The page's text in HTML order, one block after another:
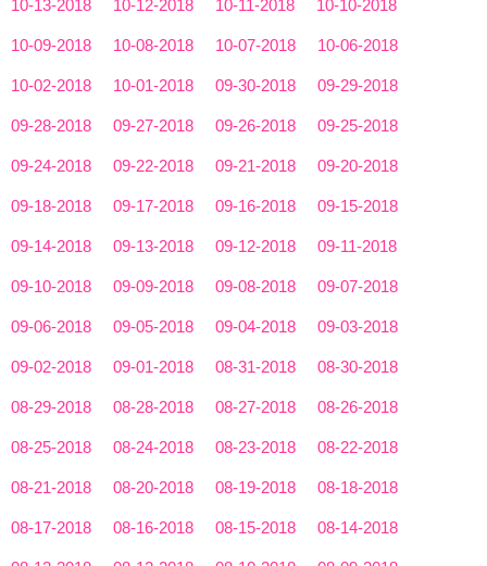
10-13-2018 10-12-2018 10-11-2018 10-10-2018
10-09-2018 10-08-2018 10-07-2018 10-06-2018
10-02-2018 10-01-2018 09-30-2018 09-29-2018
09-28-2018 09-27-2018 09-26-2018 09-25-2018
09-24-2018 09-22-2018 09-21-2018 09-20-2018
09-18-2018 09-17-2018 09-16-2018 09-15-2018
09-14-2018 09-13-2018 09-12-2018 09-11-2018
09-10-2018 09-09-2018 09-08-2018 09-07-2018
09-06-2018 09-05-2018 09-04-2018 09-03-2018
09-02-2018 09-01-2018 08-31-2018 08-30-2018
08-29-2018 08-28-2018 08-27-2018 08-26-2018
08-25-2018 08-24-2018 08-23-2018 08-22-2018
08-21-2018 08-20-2018 08-19-2018 08-18-2018
08-17-2018 08-16-2018 08-15-2018 08-14-2018